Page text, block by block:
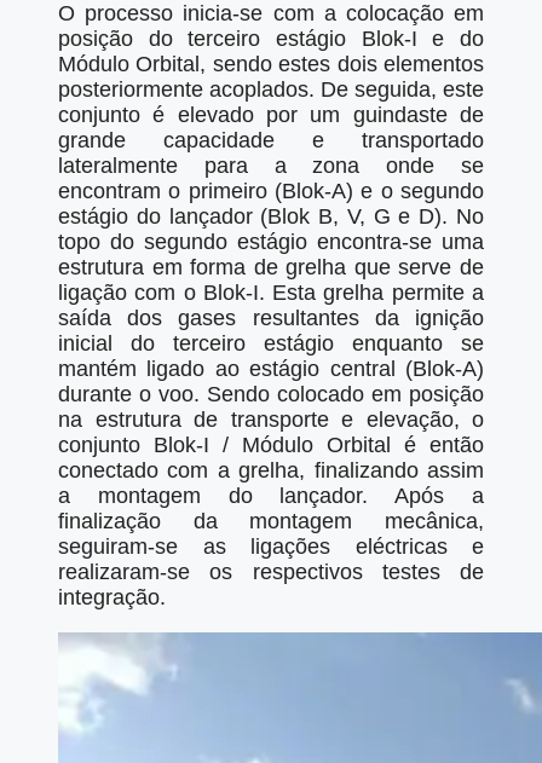
O processo inicia-se com a colocação em
posição do terceiro estágio Blok-I e do
Módulo Orbital, sendo estes dois elementos
posteriormente acoplados. De seguida, este
conjunto é elevado por um guindaste de
grande capacidade e transportado
lateralmente para a zona onde se
encontram o primeiro (Blok-A) e o segundo
estágio do lançador (Blok B, V, G e D). No
topo do segundo estágio encontra-se uma
estrutura em forma de grelha que serve de
ligação com o Blok-I. Esta grelha permite a
saída dos gases resultantes da ignição
inicial do terceiro estágio enquanto se
mantém ligado ao estágio central (Blok-A)
durante o voo. Sendo colocado em posição
na estrutura de transporte e elevação, o
conjunto Blok-I / Módulo Orbital é então
conectado com a grelha, finalizando assim
a montagem do lançador. Após a
finalização da montagem mecânica,
seguiram-se as ligações eléctricas e
realizaram-se os respectivos testes de
integração.